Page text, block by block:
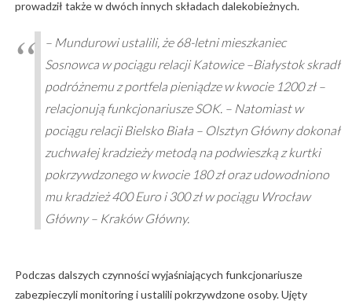
prowadził także w dwóch innych składach dalekobieżnych.
– Mundurowi ustalili, że 68-letni mieszkaniec
Sosnowca w pociągu relacji Katowice –Białystok skradł
podróżnemu z portfela pieniądze w kwocie 1200 zł –
relacjonują funkcjonariusze SOK. – Natomiast w
pociągu relacji Bielsko Biała – Olsztyn Główny dokonał
zuchwałej kradzieży metodą na podwieszką z kurtki
pokrzywdzonego w kwocie 180 zł oraz udowodniono
mu kradzież 400 Euro i 300 zł w pociągu Wrocław
Główny – Kraków Główny.
Podczas dalszych czynności wyjaśniających funkcjonariusze
zabezpieczyli monitoring i ustalili pokrzywdzone osoby. Ujęty